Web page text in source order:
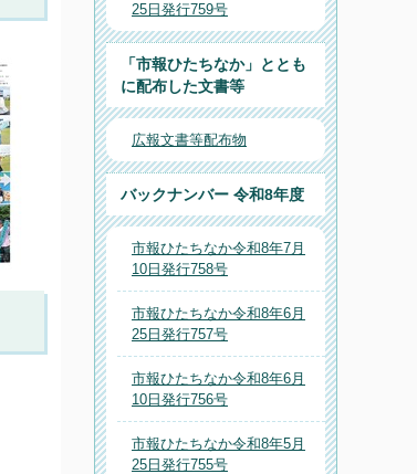
25日発行759号
「市報ひたちなか」ととも
に配布した文書等
広報文書等配布物
バックナンバー 令和8年度
市報ひたちなか令和8年7月
10日発行758号
市報ひたちなか令和8年6月
25日発行757号
市報ひたちなか令和8年6月
10日発行756号
市報ひたちなか令和8年5月
25日発行755号